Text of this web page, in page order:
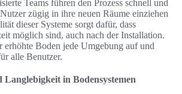
Teams führen den Prozess schnell und
zügig in ihre neuen Räume einziehen
dieser Systeme sorgt dafür, dass
möglich sind, auch nach der Installation.
erhöhte Boden jede Umgebung auf und
alle Benutzer.
in Bodensystemen